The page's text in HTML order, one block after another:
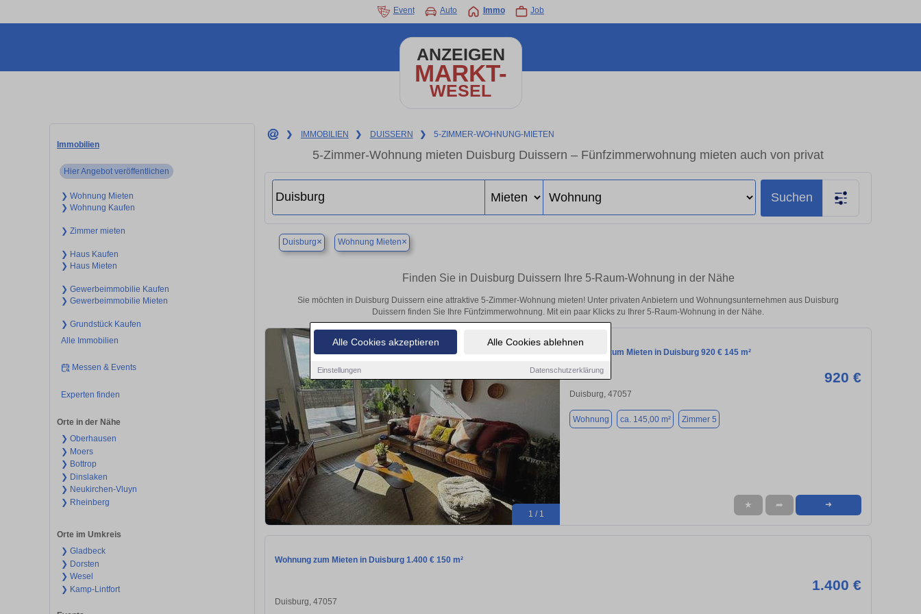
Alle Cookies akzeptieren Alle Cookies ablehnen
Einstellungen Datenschutzerklärung
Event Auto Immo Job
ANZEIGEN
MARKT-
WESEL
Immobilien
Hier Angebot veröffentlichen
❯ Wohnung Mieten
❯ Wohnung Kaufen
❯ Zimmer mieten
❯ Haus Kaufen
❯ Haus Mieten
❯ Gewerbeimmobilie Kaufen
❯ Gewerbeimmobilie Mieten
❯ Grundstück Kaufen
Alle Immobilien
Messen & Events
Experten finden
Orte in der Nähe
❯ Oberhausen
❯ Moers
❯ Bottrop
❯ Dinslaken
❯ Neukirchen-Vluyn
❯ Rheinberg
Orte im Umkreis
❯ Gladbeck
❯ Dorsten
❯ Wesel
❯ Kamp-Lintfort
❯ IMMOBILIEN ❯ DUISSERN ❯ 5-ZIMMER-WOHNUNG-MIETEN
5-Zimmer-Wohnung mieten Duisburg Duissern – Fünfzimmerwohnung mieten auch von privat
Suchen
Duisburg× Wohnung Mieten×
Finden Sie in Duisburg Duissern Ihre 5-Raum-Wohnung in der Nähe
Sie möchten in Duisburg Duissern eine attraktive 5-Zimmer-Wohnung mieten! Unter privaten Anbietern und Wohnungsunternehmen aus Duisburg
Duissern finden Sie Ihre Fünfzimmerwohnung. Mit ein paar Klicks zu Ihrer 5-Raum-Wohnung in der Nähe.
1 / 1
Wohnung zum Mieten in Duisburg 920 € 145 m²
920 €
Duisburg, 47057
Wohnung ca. 145,00 m² Zimmer 5
★ ➦ ➜
Wohnung zum Mieten in Duisburg 1.400 € 150 m²
1.400 €
Duisburg, 47057